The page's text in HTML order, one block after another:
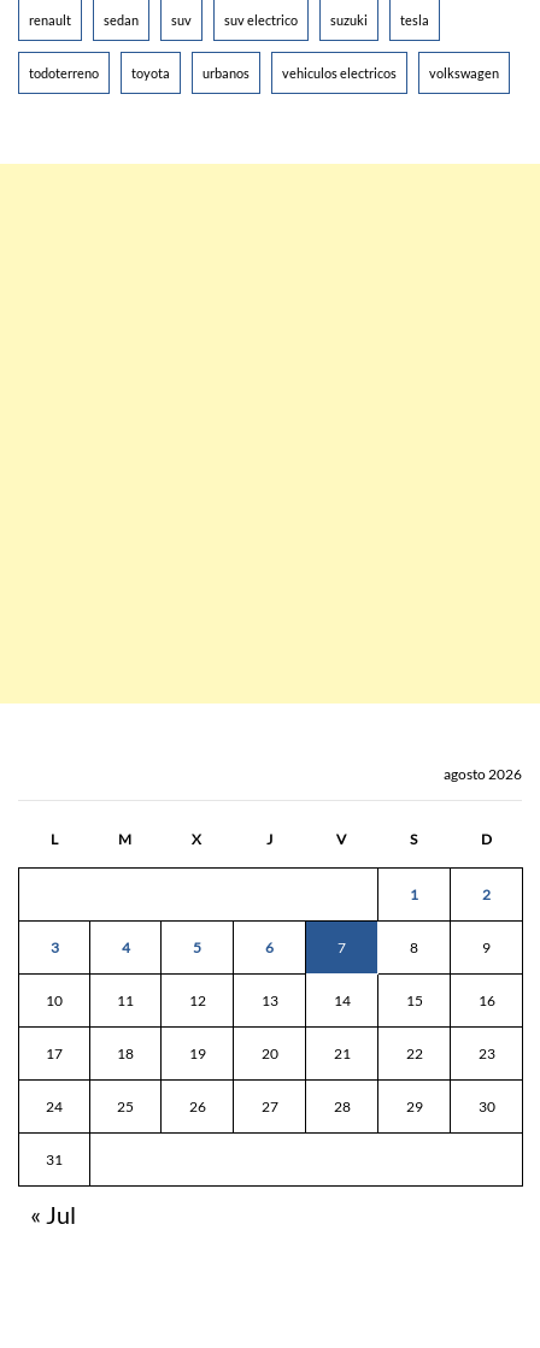
renault sedan suv suv electrico suzuki tesla
todoterreno toyota urbanos vehiculos electricos volkswagen
agosto 2026
L M X J V S D
1 2
3 4 5 6 7 8 9
10 11 12 13 14 15 16
17 18 19 20 21 22 23
24 25 26 27 28 29 30
31
« Jul